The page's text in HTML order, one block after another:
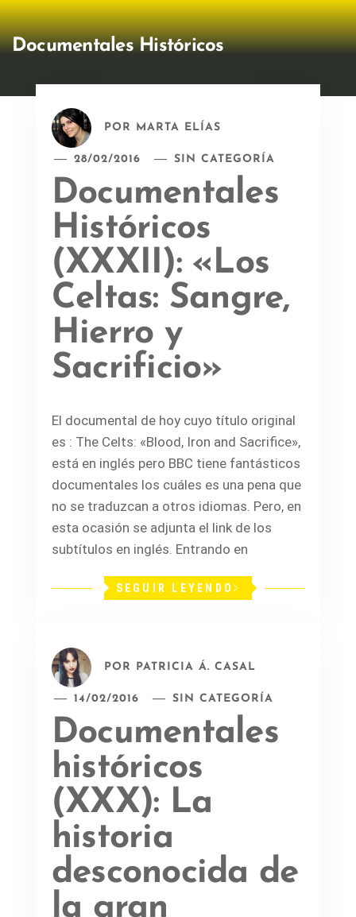
Documentales Históricos
POR MARTA ELÍAS
28/02/2016 SIN CATEGORÍA
Documentales
Históricos
(XXXII): «Los
Celtas: Sangre,
Hierro y
Sacrificio»
El documental de hoy cuyo título original
es : The Celts: «Blood, Iron and Sacrifice»,
está en inglés pero BBC tiene fantásticos
documentales los cuáles es una pena que
no se traduzcan a otros idiomas. Pero, en
esta ocasión se adjunta el link de los
subtítulos en inglés. Entrando en
SEGUIR LEYENDO
POR PATRICIA Á. CASAL
14/02/2016 SIN CATEGORÍA
Documentales
históricos
(XXX): La
historia
desconocida de
la gran